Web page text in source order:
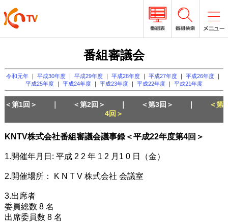
番組審議会
令和元年 ｜平成30年度 ｜平成29年度 ｜平成28年度 ｜平成27年度 ｜平成26年度 ｜
平成25年度｜ 平成24年度｜ 平成23年度｜ 平成22年度｜ 平成21年度
＜第1回＞ ＜第2回＞ ＜第3回＞
＜第
4回＞
KNTV株式会社番組審議会議事録＜平成22年度第4回＞
1.開催年月日: 平成 2 2 年 1 2 月1 0 日（金）
2.開催場所： K N T V 株式会社 会議室
3.出席者
委員総数 8 名
出席委員数 8 名